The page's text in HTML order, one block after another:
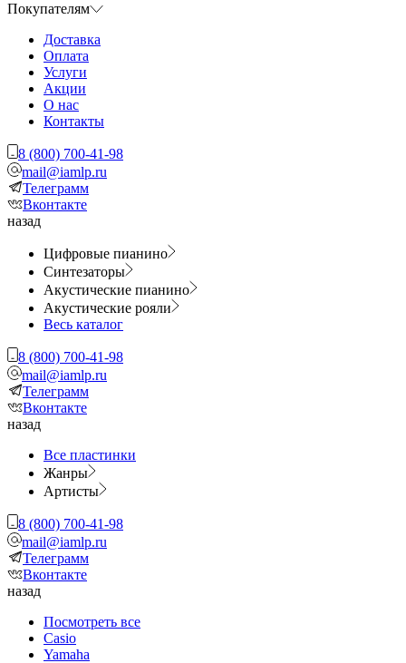
Покупателям
Доставка
Оплата
Услуги
Акции
О нас
Контакты
8 (800) 700-41-98
mail@iamlp.ru
Телеграмм
Вконтакте
назад
Цифровые пианино
Синтезаторы
Акустические пианино
Акустические рояли
Весь каталог
8 (800) 700-41-98
mail@iamlp.ru
Телеграмм
Вконтакте
назад
Все пластинки
Жанры
Артисты
8 (800) 700-41-98
mail@iamlp.ru
Телеграмм
Вконтакте
назад
Посмотреть все
Casio
Yamaha